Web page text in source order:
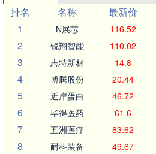
排名
名称 最新价
1
N展芯 116.52
2 锐翔智能 110.02
3 志特新材 14.8
4 博腾股份 20.44
5 近岸蛋白 46.72
6 毕得医药 61.6
7 五洲医疗 83.62
8 耐科装备 49.67